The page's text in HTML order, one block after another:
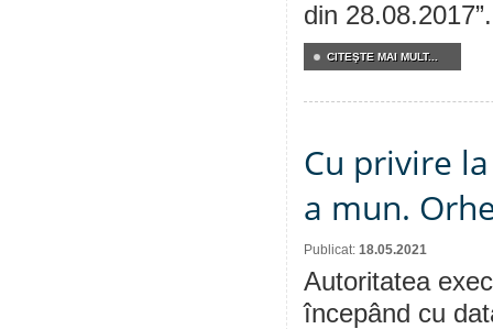
din 28.08.2017”.
CITEŞTE MAI MULT...
Cu privire
a mun.
Publicat: 18.05.2021
Autoritatea
începând cu